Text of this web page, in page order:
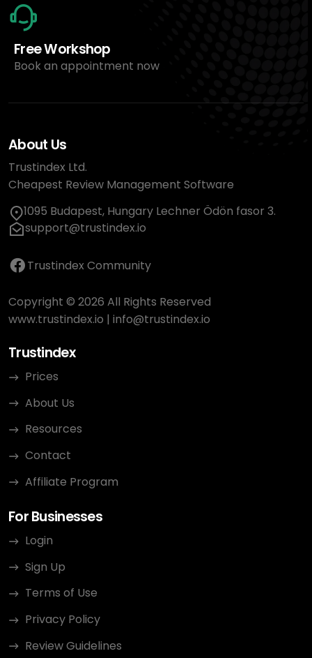
Free Workshop
Book an appointment now
About Us
Trustindex Ltd.
Cheapest Review Management Software
1095 Budapest, Hungary Lechner Ödön fasor 3.
support@trustindex.io
Trustindex Community
Copyright © 2026 All Rights Reserved
www.trustindex.io | info@trustindex.io
Trustindex
Prices
About Us
Resources
Contact
Affiliate Program
For Businesses
Login
Sign Up
Terms of Use
Privacy Policy
Review Guidelines